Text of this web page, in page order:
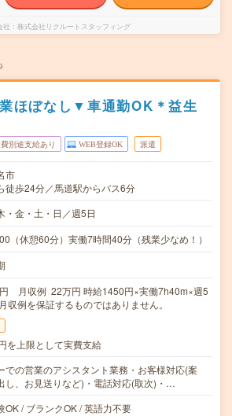
社 株式会社リクルートスタッフィング
ほぼなし▼車通勤OK＊益生
別途支給あり WEB登録OK 派遣
市
徒歩24分／馬道駅からバス6分
・金・土・日／週5日
（休憩60分）実働7時間40分（残業少なめ！）
月収例 22万円 時給1450円×実働7h40m×週5
収例を保証するものではありません。
を上限として実費支給
での営業のアシスタント業務・お客様対応(案
し、お見送りなど)・電話対応(取次)・…
OK / ブランクOK / 英語力不要